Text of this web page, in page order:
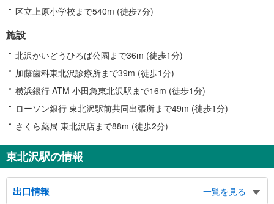
区立上原小学校まで540m (徒歩7分)
施設
北沢かいどうひろば公園まで36m (徒歩1分)
加藤歯科東北沢診療所まで39m (徒歩1分)
横浜銀行 ATM 小田急東北沢駅まで16m (徒歩1分)
ローソン銀行 東北沢駅前共同出張所まで49m (徒歩1分)
さくら薬局 東北沢店まで88m (徒歩2分)
東北沢駅の情報
出口情報
一覧を見る